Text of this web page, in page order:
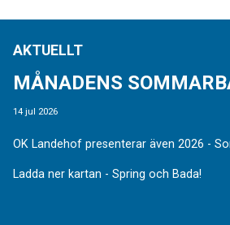
AKTUELLT
MÅNADENS
14 jul 2026
OK Landehof presenterar även 2026 -
Ladda ner kartan - Spring och Bada!